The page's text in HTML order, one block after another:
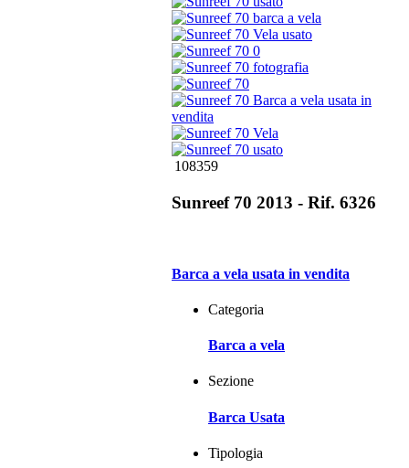
108359
Sunreef 70 2013 - Rif. 6326
Barca a vela usata in vendita
Categoria
Barca a vela
Sezione
Barca Usata
Tipologia